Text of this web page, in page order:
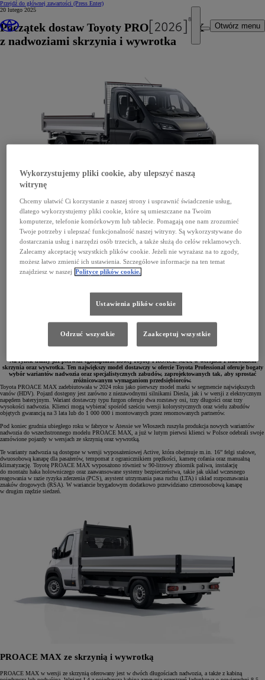
Przejdź do głównej zawartości (Press Enter)
Otwórz menu
20 lutego 2025
Początek dostaw Toyoty PROACE MAX
z nadwoziami skrzynia i wywrotka
Na rynek trafiły już pierwsze egzemplarze nowej Toyoty PROACE MAX w wersjach z nadwoziem
skrzynia oraz wywrotka. Ten największy model dostawczy w ofercie Toyota Professional oferuje bogaty
wybór wariantów nadwozia oraz specjalistycznych zabudów, zaprojektowanych tak, aby sprostać
zróżnicowanym wymaganiom przedsiębiorców.
Toyota PROACE MAX zadebiutowała w 2024 roku jako pierwszy model marki w segmencie największych
vanów (HDV). Pojazd dostępny jest zarówno z niezawodnymi silnikami Diesla, jak i w wersji z elektrycznym
napędem bateryjnym. Wariant dostawczy typu furgon oferuje dwa rozstawy osi, trzy długości oraz trzy
wysokości nadwozia. Klienci mogą wybierać spośród sześciu wersji kolorystycznych oraz wielu zabudów
objętych gwarancją na 3 lata lub do 1 000 000 i montowanych przez renomowanych partnerów.
Pod koniec grudnia ubiegłego roku w fabryce w Atessie we Włoszech ruszyła produkcja nowych wariantów
nadwozia do wszechstronnego modelu PROACE MAX, a już w lutym pierwsi klienci w Polsce odebrali swoje
zamówione pojazdy w wersjach ze skrzynią oraz wywrotką.
Te warianty nadwozia są dostępne w wersji wyposażeniowej Active, która obejmuje m.in. 16” felgi stalowe,
dwuosobową kanapę dla pasażerów, tempomat z ogranicznikiem prędkości, kamerę cofania oraz manualną
klimatyzację. Toyotę PROACE MAX wyposażono również w 90-litrowy zbiornik paliwa, instalację
do montażu haka holowniczego oraz zaawansowane systemy bezpieczeństwa, takie jak układ wczesnego
reagowania w razie ryzyka zderzenia (PCS), asystent utrzymania pasa ruchu (LTA) i układ rozpoznawania
znaków drogowych (RSA). W wariancie brygadowym dodatkowo przewidziano czteroosobową kanapę
w drugim rzędzie siedzeń.
PROACE MAX ze skrzynią i wywrotką
PROACE MAX w wersji ze skrzynią oferowany jest w dwóch długościach nadwozia, a także z kabiną
Wykorzystujemy pliki cookie, aby ulepszyć naszą
witrynę
Chcemy ułatwić Ci korzystanie z naszej strony i usprawnić świadczenie usług,
dlatego wykorzystujemy pliki cookie, które są umieszczane na Twoim
komputerze, telefonie komórkowym lub tablecie. Pomagają one nam zrozumieć
Twoje potrzeby i ulepszać funkcjonalność naszej witryny. Są wykorzystywane do
dostarczania usług i narzędzi osób trzecich, a także służą do celów reklamowych.
Zalecamy akceptację wszystkich plików cookie. Jeżeli nie wyrażasz na to zgody,
możesz łatwo zmienić ich ustawienia. Szczegółowe informacje na ten temat
znajdziesz w naszej Polityce plików cookie.
Ustawienia plików cookie
Odrzuć wszystkie Zaakceptuj wszystkie